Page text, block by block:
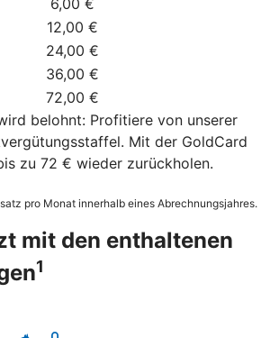
6,00 €
12,00 €
24,00 €
36,00 €
72,00 €
belohnt: Profitiere von unserer
Mit der GoldCard
zu 72 € wieder zurückholen.
pro Monat innerhalb eines Abrechnungsjahres.
mit den enthaltenen
1